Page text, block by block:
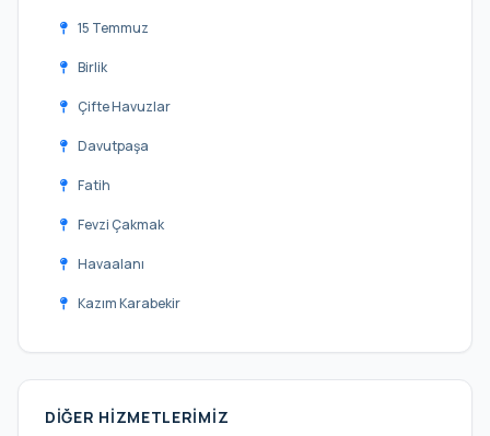
15 Temmuz
Birlik
Çifte Havuzlar
Davutpaşa
Fatih
Fevzi Çakmak
Havaalanı
Kazım Karabekir
Menderes
Mimar Sinan
DIĞER HIZMETLERIMIZ